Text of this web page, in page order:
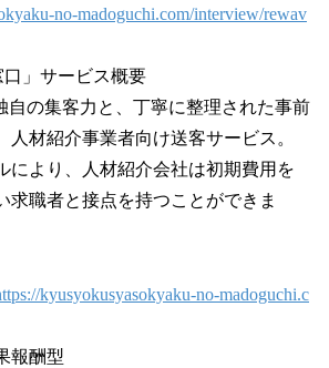
no-madoguchi.com/interview/rewav
」サービス概要
自の集客力と、丁寧に整理された事前
人材紹介事業者向け送客サービス。
により、人材紹介会社は初期費用を
求職者と接点を持つことができま
kyusyokusyasokyaku-no-madoguchi.c
報酬型